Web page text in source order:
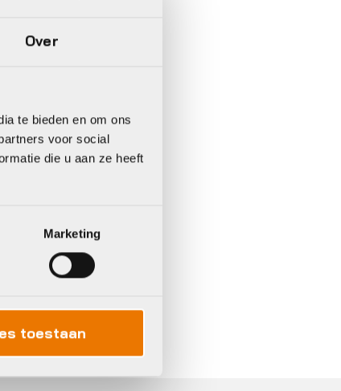
Over
te bieden en om ons
voor social
die u aan ze heeft
Marketing
toestaan